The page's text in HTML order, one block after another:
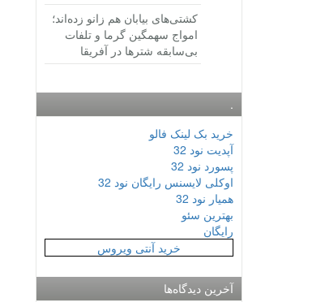
کشتی‌های بیابان هم زانو زده‌اند؛
امواج سهمگین گرما و تلفات
بی‌سابقه شترها در آفریقا
.
خرید بک لینک فالو
آپدیت نود 32
پسورد نود 32
اوکلی لایسنس رایگان نود 32
همیار نود 32
بهترین سئو
رایگان
خرید آنتی ویروس
آخرین دیدگاه‌ها